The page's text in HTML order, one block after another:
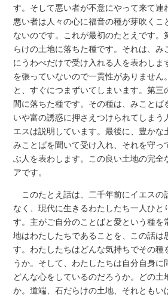
す。そして悪い者が不意にやって来て連
悪い者は人々の心に福音の種が芽吹くこ
ないのです。これが最初のたとえです。
らけの土地に落ちた種です。それは、み
にうわべだけで受け入れる人を表わしま
を張っていないので一貫性がありません
と、すぐにつまずいてしまいます。第三
間に落ちた種です。その種は、みことば
いや富の誘惑に押さえつけられてしまう
エスは説明しています。最後に、豊かな
みことばを聞いて受け入れ、それを守っ
ぶ人を表わします。この良い土地の完全
アです。
このたとえ話は、二千年前にイエスの
なく、現代に生きるわたしたち一人ひと
す。主がご自分のことばと愛という種を
地はわたしたちであることを、この話は
す。わたしたちはどんな気持ちでその種
うか。そして、わたしたちは自分自身に
どんな心をしているのだろうか。どの土
か。道端、石だらけの土地、それともい